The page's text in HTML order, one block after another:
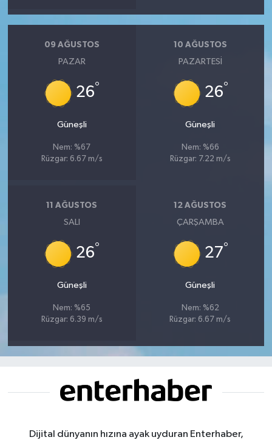
09 AĞUSTOS
PAZAR
26°
Güneşli
Nem: %67
Rüzgar: 6.67 m/s
10 AĞUSTOS
PAZARTESI
26°
Güneşli
Nem: %66
Rüzgar: 7.22 m/s
11 AĞUSTOS
SALI
26°
Güneşli
Nem: %65
Rüzgar: 6.39 m/s
12 AĞUSTOS
ÇARŞAMBA
27°
Güneşli
Nem: %62
Rüzgar: 6.67 m/s
Dijital dünyanın hızına ayak uyduran Enterhaber,